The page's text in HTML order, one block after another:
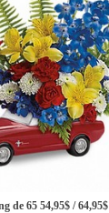
de 65 54,95$ / 64,95$